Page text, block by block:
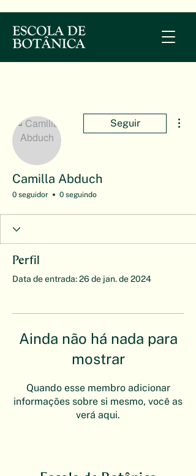
Seguir
Camilla Abduch
0 seguidor 0 seguindo
Perfil
Data de entrada: 26 de jan. de 2024
Ainda não há nada para
mostrar
Quando esse membro adicionar
informações sobre si mesmo, você as
verá aqui.